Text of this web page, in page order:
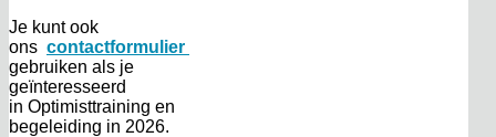
Je kunt ook
ons contactformulier
gebruiken als je
geïnteresseerd
in Optimisttraining en
begeleiding in 2026.